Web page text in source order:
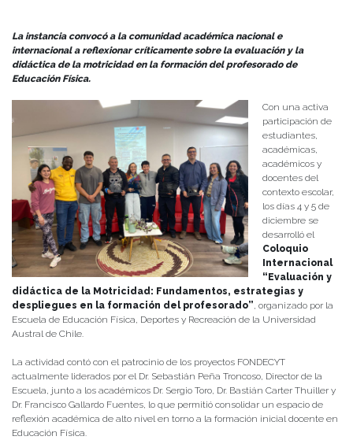
La instancia convocó a la comunidad académica nacional e
internacional a reflexionar críticamente sobre la evaluación y la
didáctica de la motricidad en la formación del profesorado de
Educación Física.
Con una activa
participación de
estudiantes,
académicas,
académicos y
docentes del
contexto escolar,
los días 4 y 5 de
diciembre se
desarrolló el
Coloquio
Internacional
“Evaluación y
didáctica de la Motricidad: Fundamentos, estrategias y
despliegues en la formación del profesorado”, organizado por la
Escuela de Educación Física, Deportes y Recreación de la Universidad
Austral de Chile.
La actividad contó con el patrocinio de los proyectos FONDECYT
actualmente liderados por el Dr. Sebastián Peña Troncoso, Director de la
Escuela, junto a los académicos Dr. Sergio Toro, Dr. Bastián Carter Thuiller y
Dr. Francisco Gallardo Fuentes, lo que permitió consolidar un espacio de
reflexión académica de alto nivel en torno a la formación inicial docente en
Educación Física.